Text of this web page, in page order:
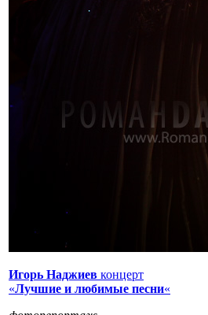
Игорь Наджиев концерт
«Лучшие и любимые песни«